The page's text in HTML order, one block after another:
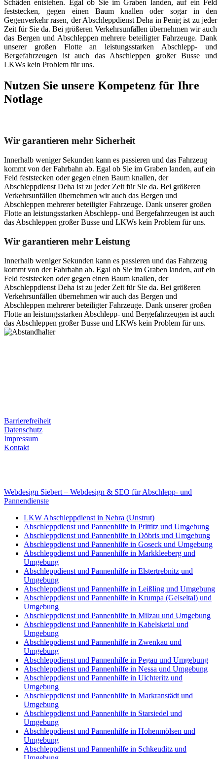
Schäden entstehen. Egal ob Sie im Graben landen, auf ein Feld
feststecken, gegen einen Baum knallen oder sogar in den
Gegenverkehr rasen, der Abschleppdienst Deha in Penig ist zu jeder
Zeit für Sie da. Bei größeren Verkehrsunfällen übernehmen wir auch
das Bergen und Abschleppen mehrere beteiligter Fahrzeuge. Dank
unserer großen Flotte an leistungsstarken Abschlepp- und
Bergefahrzeugen ist auch das Abschleppen großer Busse und
LKWs kein Problem für uns.
Nutzen Sie unsere Kompetenz für Ihre
Notlage
Wir garantieren mehr Sicherheit
Innerhalb weniger Sekunden kann es passieren und das Fahrzeug
kommt von der Fahrbahn ab. Egal ob Sie im Graben landen, auf ein
Feld feststecken oder gegen einen Baum knallen, der
Abschleppdienst Deha ist zu jeder Zeit für Sie da. Bei größeren
Verkehrsunfällen übernehmen wir auch das Bergen und
Abschleppen mehrerer beteiligter Fahrzeuge. Dank unserer großen
Flotte an leistungsstarken Abschlepp- und Bergefahrzeugen ist auch
das Abschleppen großer Busse und LKWs kein Problem für uns.
Wir garantieren mehr Leistung
Innerhalb weniger Sekunden kann es passieren und das Fahrzeug
kommt von der Fahrbahn ab. Egal ob Sie im Graben landen, auf ein
Feld feststecken oder gegen einen Baum knallen, der
Abschleppdienst Deha ist zu jeder Zeit für Sie da. Bei größeren
Verkehrsunfällen übernehmen wir auch das Bergen und
Abschleppen mehrerer beteiligter Fahrzeuge. Dank unserer großen
Flotte an leistungsstarken Abschlepp- und Bergefahrzeugen ist auch
das Abschleppen großer Busse und LKWs kein Problem für uns.
Barrierefreiheit
Datenschutz
Impressum
Kontakt
Webdesign Siebert – Webdesign & SEO für Abschlepp- und
Pannendienste
LKW Abschleppdienst in Nebra (Unstrut)
Abschleppdienst und Pannenhilfe in Prittitz und Umgebung
Abschleppdienst und Pannenhilfe in Döbris und Umgebung
Abschleppdienst und Pannenhilfe in Goseck und Umgebung
Abschleppdienst und Pannenhilfe in Markkleeberg und
Umgebung
Abschleppdienst und Pannenhilfe in Elstertrebnitz und
Umgebung
Abschleppdienst und Pannenhilfe in Leißling und Umgebung
Abschleppdienst und Pannenhilfe in Krumpa (Geiseltal) und
Umgebung
Abschleppdienst und Pannenhilfe in Milzau und Umgebung
Abschleppdienst und Pannenhilfe in Kabelsketal und
Umgebung
Abschleppdienst und Pannenhilfe in Zwenkau und
Umgebung
Abschleppdienst und Pannenhilfe in Pegau und Umgebung
Abschleppdienst und Pannenhilfe in Nessa und Umgebung
Abschleppdienst und Pannenhilfe in Uichteritz und
Umgebung
Abschleppdienst und Pannenhilfe in Markranstädt und
Umgebung
Abschleppdienst und Pannenhilfe in Starsiedel und
Umgebung
Abschleppdienst und Pannenhilfe in Hohenmölsen und
Umgebung
Abschleppdienst und Pannenhilfe in Schkeuditz und